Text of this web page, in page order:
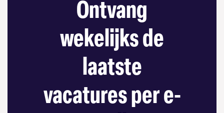
Ontvang
wekelijks de
laatste
vacatures per e-